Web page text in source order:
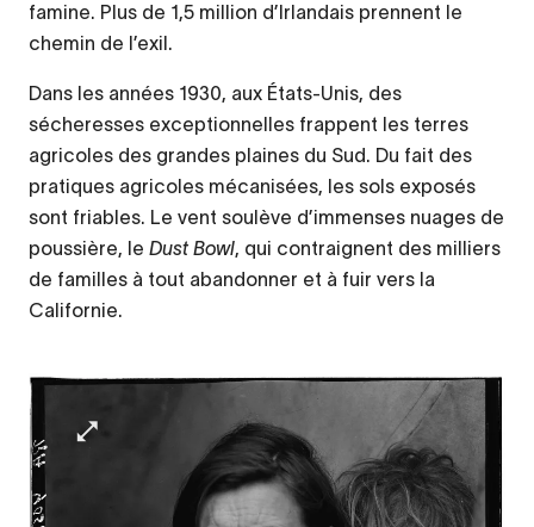
famine. Plus de 1,5 million d’Irlandais prennent le
chemin de l’exil.
Dans les années 1930, aux États-Unis, des
sécheresses exceptionnelles frappent les terres
agricoles des grandes plaines du Sud. Du fait des
pratiques agricoles mécanisées, les sols exposés
sont friables. Le vent soulève d’immenses nuages de
poussière, le Dust Bowl, qui contraignent des milliers
de familles à tout abandonner et à fuir vers la
Californie.